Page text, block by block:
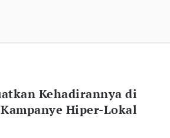
Kehadirannya di
Hiper-Lokal